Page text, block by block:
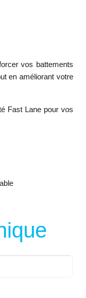
vos battements
en améliorant votre
Fast Lane pour vos